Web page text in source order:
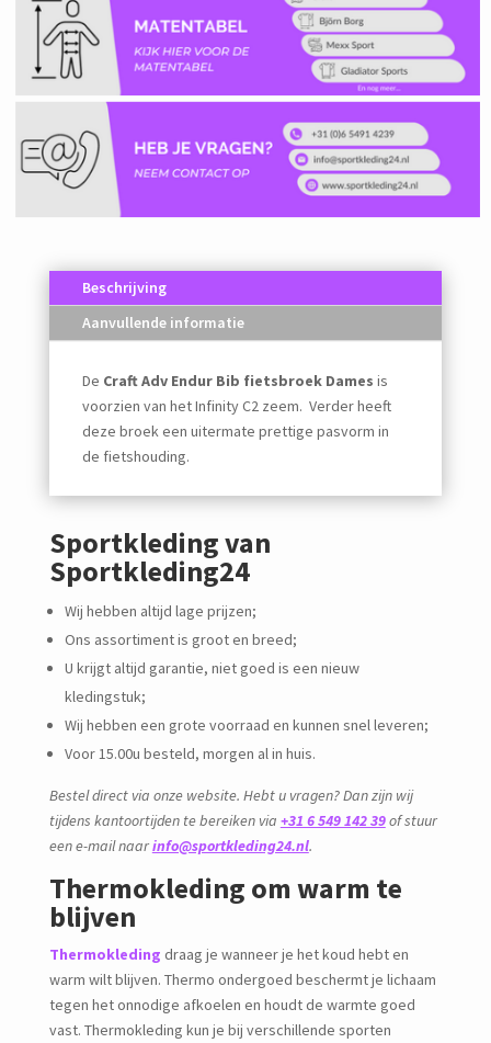
Beschrijving
Aanvullende informatie
De Craft Adv Endur Bib fietsbroek Dames is
voorzien van het Infinity C2 zeem. Verder heeft
deze broek een uitermate prettige pasvorm in
de fietshouding.
Sportkleding van
Sportkleding24
Wij hebben altijd lage prijzen;
Ons assortiment is groot en breed;
U krijgt altijd garantie, niet goed is een nieuw
kledingstuk;
Wij hebben een grote voorraad en kunnen snel leveren;
Voor 15.00u besteld, morgen al in huis.
Bestel direct via onze website. Hebt u vragen? Dan zijn wij
tijdens kantoortijden te bereiken via +31 6 549 142 39of stuur
een e-mail naarinfo@sportkleding24.nl.
Thermokleding om warm te
blijven
Thermokleding draag je wanneer je het koud hebt en
warm wilt blijven. Thermo ondergoed beschermt je lichaam
tegen het onnodige afkoelen en houdt de warmte goed
vast. Thermokleding kun je bij verschillende sporten